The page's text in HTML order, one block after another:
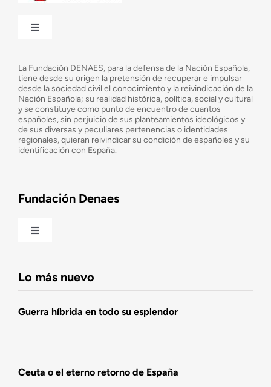
Toggle
¿Cuáles son nuestros objetivos?
Consejo Asesor
La Fundación DENAES, para la defensa de la Nación Española,
tiene desde su origen la pretensión de recuperar e impulsar
desde la sociedad civil el conocimiento y la reivindicación de la
Nación Española; su realidad histórica, política, social y cultural
y se constituye como punto de encuentro de cuantos
españoles, sin perjuicio de sus planteamientos ideológicos y
de sus diversas y peculiares pertenencias o identidades
regionales, quieran reivindicar su condición de españoles y su
identificación con España.
Fundación Denaes
Toggle
Lo más nuevo
Guerra híbrida en todo su esplendor
Ceuta o el eterno retorno de España